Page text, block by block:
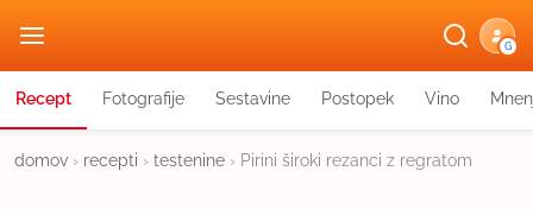
G
Recept Fotografije Sestavine Postopek Vino
domov › recepti › testenine › Pirini široki rezanci z regratom